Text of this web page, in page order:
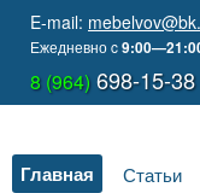
E-mail:
Ежедневноc
8 (964) 698-15-38
Главная Статьи